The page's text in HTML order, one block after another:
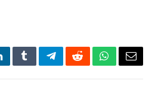
TumblrTelegramRedditWhatsApp
Email